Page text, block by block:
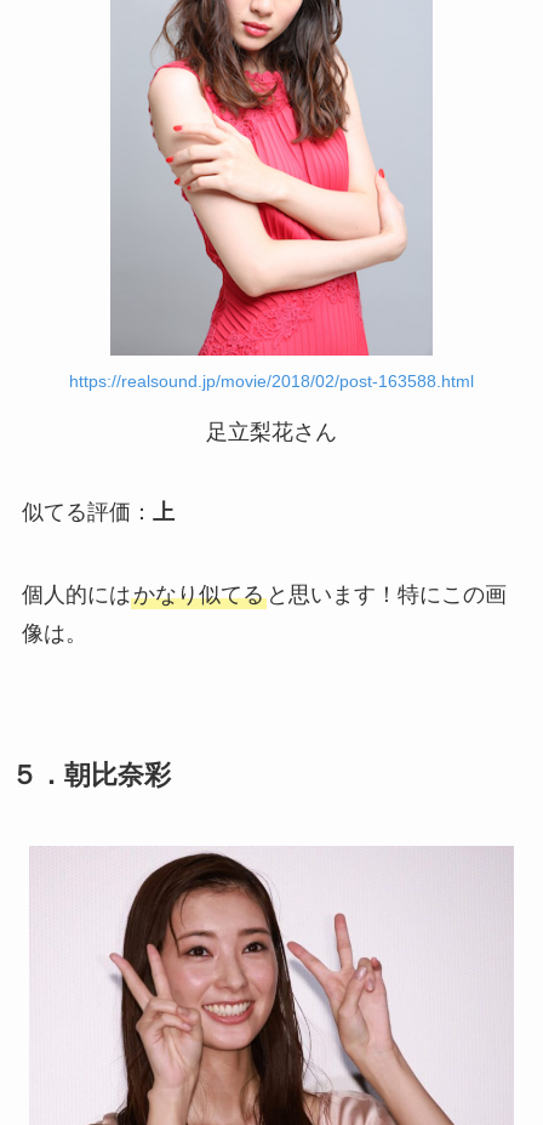
https://realsound.jp/movie/2018/02/post-163588.html
足立梨花さん
似てる評価： 上
個人的にはかなり似てると思います！特にこの画
像は。
５．朝比奈彩